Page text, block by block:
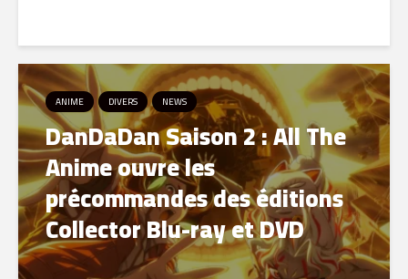
ANIME DIVERS NEWS
DanDaDan Saison 2 : All The
Anime ouvre les
précommandes des éditions
Collector Blu-ray et DVD